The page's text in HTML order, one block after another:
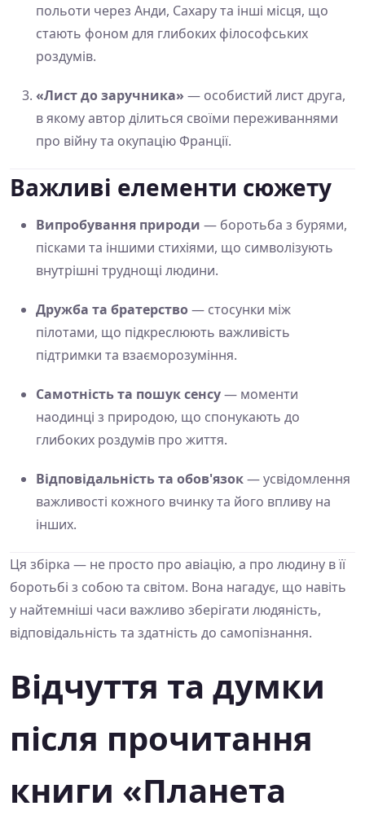
польоти через Анди, Сахару та інші місця, що
стають фоном для глибоких філософських
роздумів.
«Лист до заручника» — особистий лист друга,
в якому автор ділиться своїми переживаннями
про війну та окупацію Франції.
Важливі елементи сюжету
Випробування природи — боротьба з бурями,
пісками та іншими стихіями, що символізують
внутрішні труднощі людини.
Дружба та братерство— стосунки між
пілотами, що підкреслюють важливість
підтримки та взаєморозуміння.
Самотність та пошук сенсу— моменти
наодинці з природою, що спонукають до
глибоких роздумів про життя.
Відповідальність та обов'язок— усвідомлення
важливості кожного вчинку та його впливу на
інших.
Ця збірка — не просто про авіацію, а про людину в її
боротьбі з собою та світом. Вона нагадує, що навіть
у найтемніші часи важливо зберігати людяність,
відповідальність та здатність до самопізнання.
Відчуття та думки
після прочитання
книги «Планета